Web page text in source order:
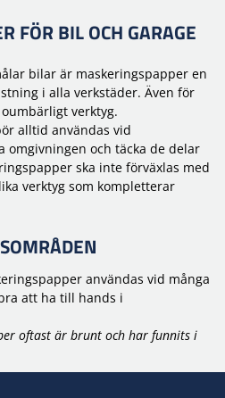
FÖR BIL OCH GARAGE
bilar är maskeringspapper en
i alla verkstäder. Även för
verktyg.
alltid användas vid
och täcka de delar
ska inte förväxlas med
verktyg som kompletterar
användas vid många
att ha till hands i
oftast är brunt och har funnits i